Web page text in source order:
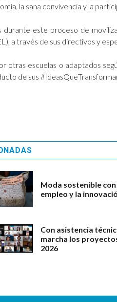
la sana convivencia y la
este proceso de
a través de sus directivos y
escuelas o adaptados
de sus
Moda sostenible
empleo y la
Con asistencia
marcha los
2026